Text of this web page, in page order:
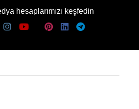
hesaplarımızı keşfedin